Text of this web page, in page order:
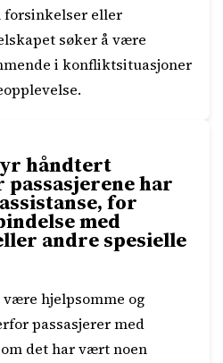
eller
søker å være
i konfliktsituasjoner
håndtert
har
for
med
andre spesielle
hjelpsomme og
passasjerer med
det har vært noen